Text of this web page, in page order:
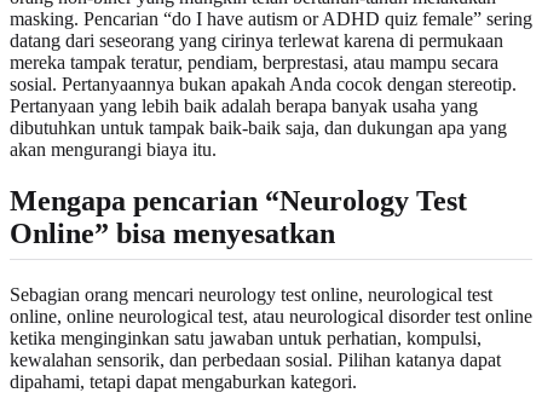
masking. Pencarian “do I have autism or ADHD quiz female” sering
datang dari seseorang yang cirinya terlewat karena di permukaan
mereka tampak teratur, pendiam, berprestasi, atau mampu secara
sosial. Pertanyaannya bukan apakah Anda cocok dengan stereotip.
Pertanyaan yang lebih baik adalah berapa banyak usaha yang
dibutuhkan untuk tampak baik-baik saja, dan dukungan apa yang
akan mengurangi biaya itu.
Mengapa pencarian “Neurology Test
Online” bisa menyesatkan
Sebagian orang mencari neurology test online, neurological test
online, online neurological test, atau neurological disorder test online
ketika menginginkan satu jawaban untuk perhatian, kompulsi,
kewalahan sensorik, dan perbedaan sosial. Pilihan katanya dapat
dipahami, tetapi dapat mengaburkan kategori.